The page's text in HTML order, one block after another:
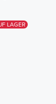
LAGER